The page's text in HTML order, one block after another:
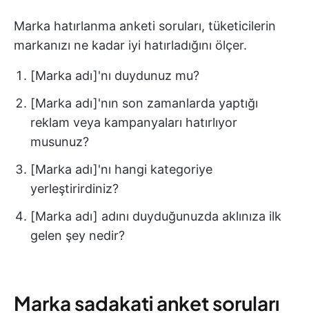
Marka hatırlanma anketi soruları, tüketicilerin
markanızı ne kadar iyi hatırladığını ölçer.
[Marka adı]'nı duydunuz mu?
[Marka adı]'nın son zamanlarda yaptığı
reklam veya kampanyaları hatırlıyor
musunuz?
[Marka adı]'nı hangi kategoriye
yerleştirirdiniz?
[Marka adı] adını duyduğunuzda aklınıza ilk
gelen şey nedir?
Marka sadakati anket soruları